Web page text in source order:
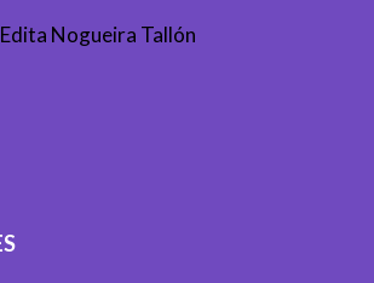
Edita Nogueira Tallón